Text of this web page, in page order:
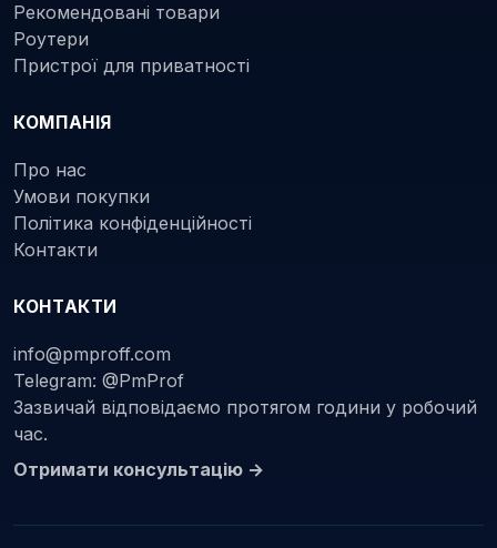
Рекомендовані товари
Роутери
Пристрої для приватності
КОМПАНІЯ
Про нас
Умови покупки
Політика конфіденційності
Контакти
КОНТАКТИ
info@pmproff.com
Telegram: @PmProf
Зазвичай відповідаємо протягом години у робочий
час.
Отримати консультацію →